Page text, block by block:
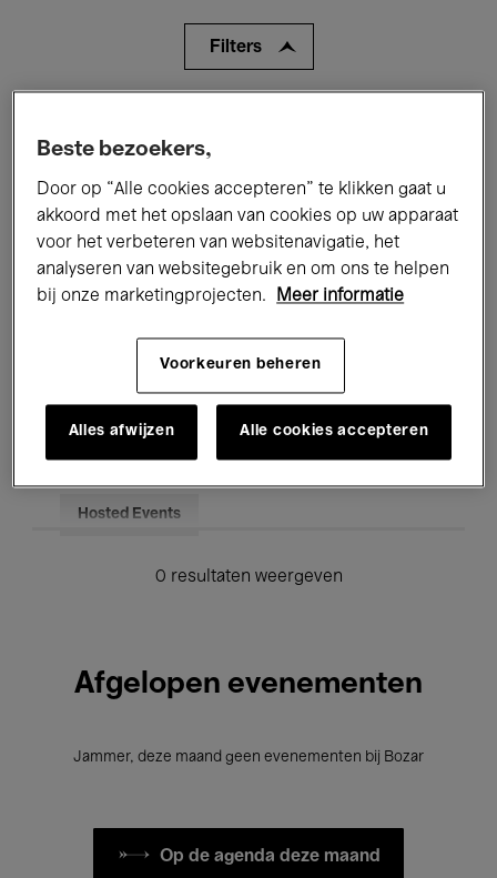
Filters
Performances Lezingen & Debatten
Jazz Klassieke Muziek Global Music
Onderwijs Rondleidingen
Hosted Events
0 resultaten weergeven
Afgelopen evenementen
Jammer, deze maand geen evenementen bij Bozar
Op de agenda deze maand
Beste bezoekers,
Door op “Alle cookies accepteren” te klikken gaat u
akkoord met het opslaan van cookies op uw apparaat
voor het verbeteren van websitenavigatie, het
analyseren van websitegebruik en om ons te helpen
bij onze marketingprojecten.
Meer informatie
Voorkeuren beheren
Alles afwijzen Alle cookies accepteren